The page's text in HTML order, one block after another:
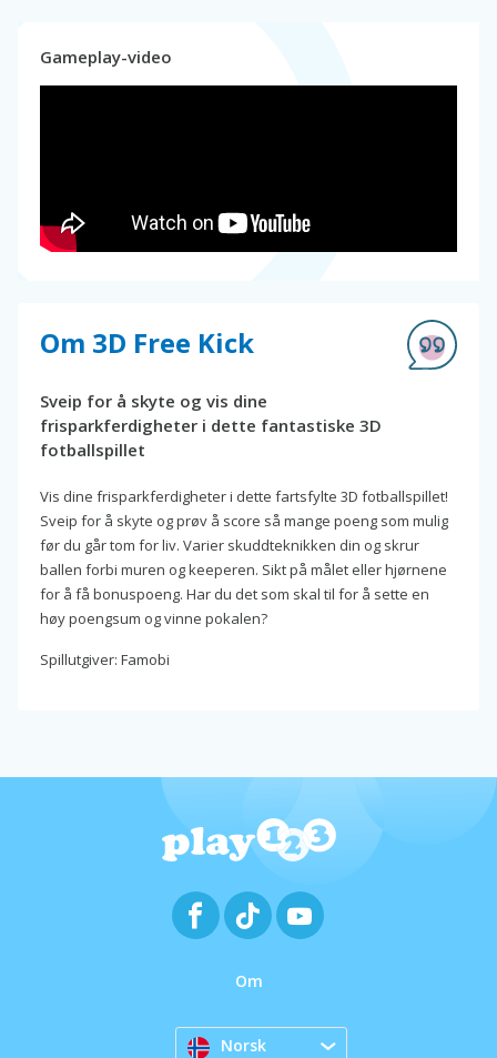
Gameplay-video
Om 3D Free Kick
Sveip for å skyte og vis dine
frisparkferdigheter i dette fantastiske 3D
fotballspillet
Vis dine frisparkferdigheter i dette fartsfylte 3D fotballspillet!
Sveip for å skyte og prøv å score så mange poeng som mulig
før du går tom for liv. Varier skuddteknikken din og skrur
ballen forbi muren og keeperen. Sikt på målet eller hjørnene
for å få bonuspoeng. Har du det som skal til for å sette en
høy poengsum og vinne pokalen?
Spillutgiver: Famobi
Om
Norsk